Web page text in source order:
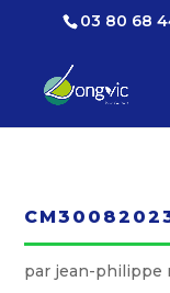
03 80 68
par jean-philippe